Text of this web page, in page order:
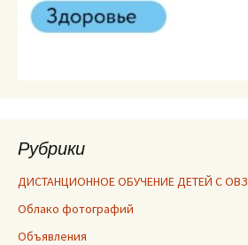
Рубрики
ДИСТАНЦИОННОЕ ОБУЧЕНИЕ ДЕТЕЙ С ОВЗ
Облако фотографий
Объявления